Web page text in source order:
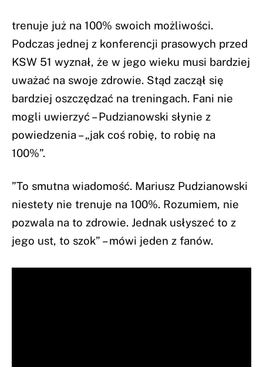
trenuje już na 100% swoich możliwości.
Podczas jednej z konferencji prasowych przed
KSW 51 wyznał, że w jego wieku musi bardziej
uważać na swoje zdrowie. Stąd zaczął się
bardziej oszczędzać na treningach. Fani nie
mogli uwierzyć – Pudzianowski słynie z
powiedzenia – „jak coś robię, to robię na
100%”.
”To smutna wiadomość. Mariusz Pudzianowski
niestety nie trenuje na 100%. Rozumiem, nie
pozwala na to zdrowie. Jednak usłyszeć to z
jego ust, to szok” – mówi jeden z fanów.